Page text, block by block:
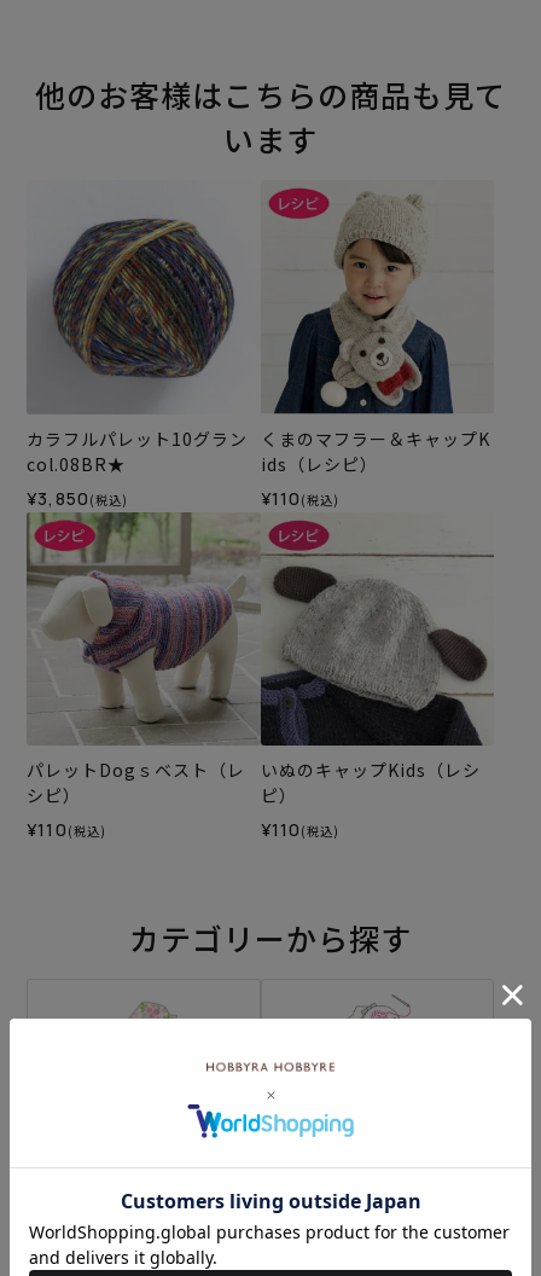
他のお客様はこちらの商品も見て
います
カラフルパレット10グラン
col.08BR★
¥3,850 (税込)
くまのマフラー＆キャップK
ids（レシピ）
¥110 (税込)
パレットDogｓベスト（レ
シピ）
¥110 (税込)
いぬのキャップKids（レシ
ピ）
¥110 (税込)
カテゴリーから探す
刺し子 編み物